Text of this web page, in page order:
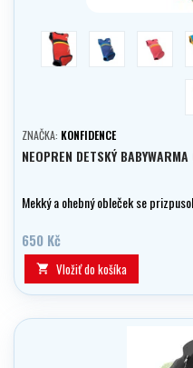
červená modrá ružová
ZNAČKA: KONFIDENCE
NEOPREN DETSKÝ
Mekký a ohebný obleček se
650 Kč
 Vložiť do košíka